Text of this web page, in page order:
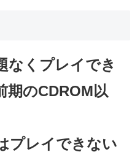
なくプレイでき
期のCDROM以
プレイできない